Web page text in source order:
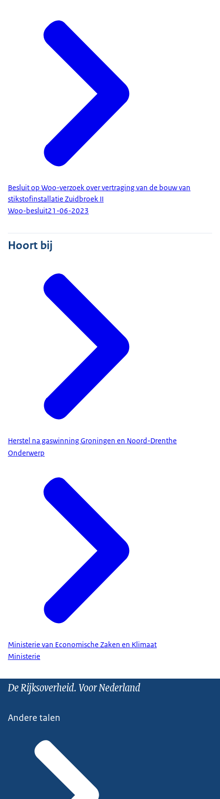
Besluit op Woo-verzoek over vertraging van de bouw van
stikstofinstallatie Zuidbroek II
Woo-besluit21-06-2023
Hoort bij
Herstel na gaswinning Groningen en Noord-Drenthe
Onderwerp
Ministerie van Economische Zaken en Klimaat
Ministerie
De Rijksoverheid. Voor Nederland
Andere talen